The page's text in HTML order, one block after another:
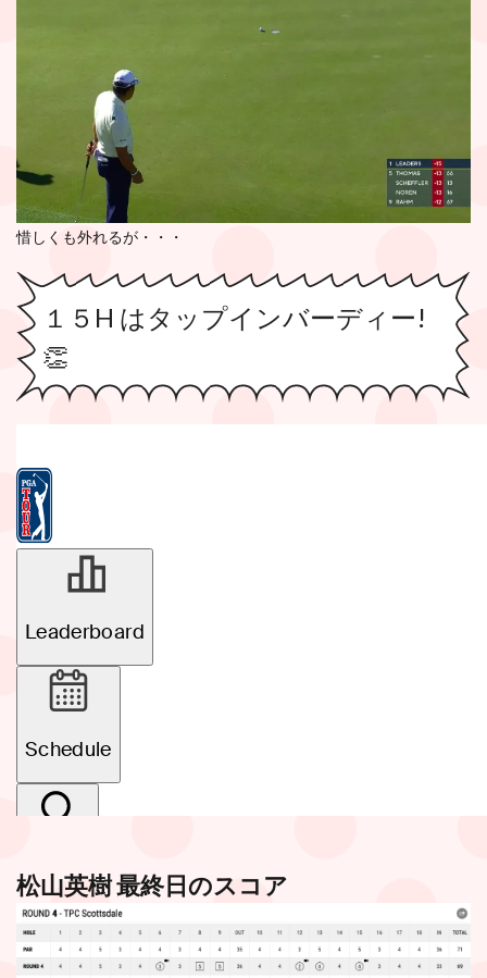
惜しくも外れるが・・・
１５H はタップインバーディー!
👏
松山英樹 最終日のスコア